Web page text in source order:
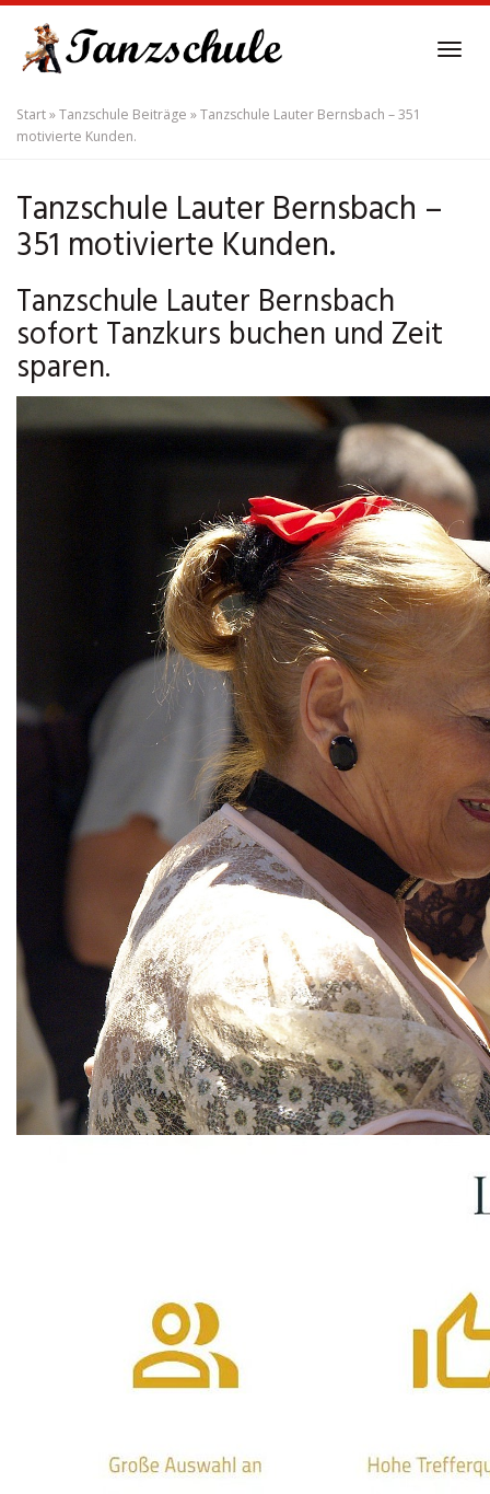
main
content
Start»Tanzschule Beiträge »Tanzschule Lauter Bernsbach – 351
motivierte Kunden.
Tanzschule Lauter Bernsbach –
351 motivierte Kunden.
Tanzschule Lauter Bernsbach
sofort Tanzkurs buchen und Zeit
sparen.